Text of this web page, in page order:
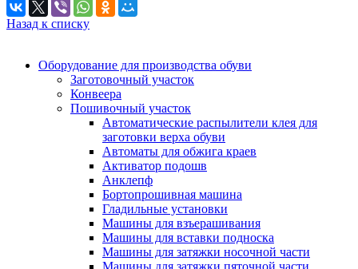
Назад к списку
Оборудование для производства обуви
Заготовочный участок
Конвеера
Пошивочный участок
Автоматические распылители клея для
заготовки верха обуви
Автоматы для обжига краев
Активатор подошв
Анклепф
Бортопрошивная машина
Гладильные установки
Машины для взъерашивания
Машины для вставки подноска
Машины для затяжки носочной части
Машины для затяжки пяточной части